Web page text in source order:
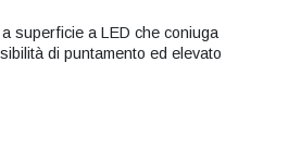
superficie a LED che coniuga
di puntamento ed elevato